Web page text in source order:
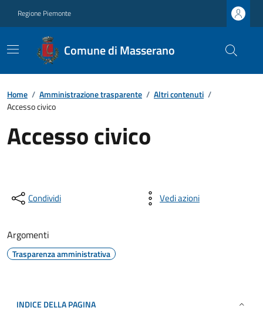
Regione Piemonte
Comune di Masserano
Home / Amministrazione trasparente / Altri contenuti /
Accesso civico
Accesso civico
Condividi Vedi azioni
Argomenti
Trasparenza amministrativa
INDICE DELLA PAGINA